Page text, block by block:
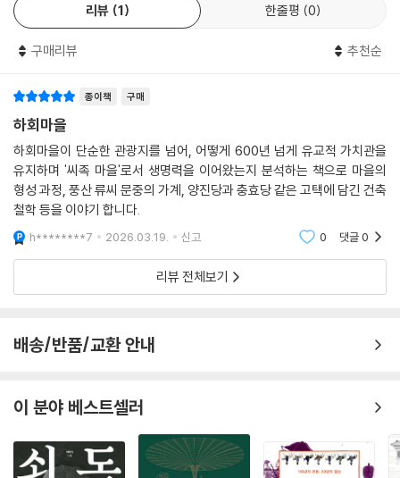
리뷰 1 한줄평 0
구매리뷰 추천순
종이책 구매
하회마을
하회마을이 단순한 관광지를 넘어, 어떻게 600년 넘게 유교적 가치관을
유지하며 '씨족 마을'로서 생명력을 이어왔는지 분석하는 책으로 마을의
형성 과정, 풍산 류씨 문중의 가계, 양진당과 충효당 같은 고택에 담긴 건축
철학 등을 이야기 합니다.
h********7 2026.03.19. 신고 0 댓글0
리뷰 전체보기
배송/반품/교환 안내
이 분야 베스트셀러